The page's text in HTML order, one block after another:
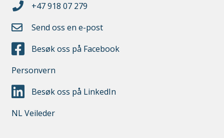
+47 918 07 279
Send oss en e-post
Besøk oss på Facebook
Personvern
Besøk oss på LinkedIn
NL Veileder